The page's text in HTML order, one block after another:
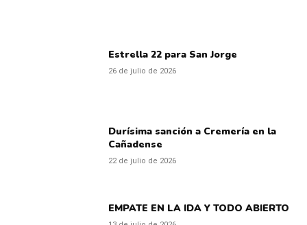
Estrella 22 para San Jorge
26 de julio de 2026
Durísima sanción a Cremería en la
Cañadense
22 de julio de 2026
EMPATE EN LA IDA Y TODO ABIERTO